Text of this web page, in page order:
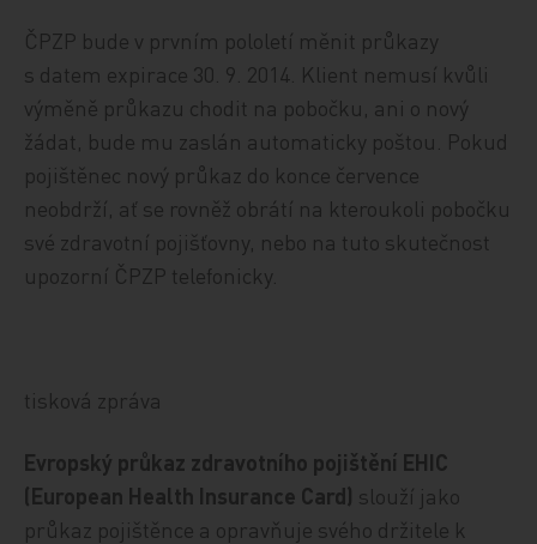
ČPZP bude v prvním pololetí měnit průkazy
s datem expirace 30. 9. 2014. Klient nemusí kvůli
výměně průkazu chodit na pobočku, ani o nový
žádat, bude mu zaslán automaticky poštou. Pokud
pojištěnec nový průkaz do konce července
neobdrží, ať se rovněž obrátí na kteroukoli pobočku
své zdravotní pojišťovny, nebo na tuto skutečnost
upozorní ČPZP telefonicky.
tisková zpráva
Evropský průkaz zdravotního pojištění EHIC
(European Health Insurance Card) slouží jako
průkaz pojištěnce a opravňuje svého držitele k